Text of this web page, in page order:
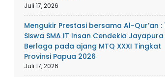
Juli 17, 2026
Mengukir Prestasi bersama Al-Qur’an :
Siswa SMA IT Insan Cendekia Jayapura
Berlaga pada ajang MTQ XXXI Tingkat
Provinsi Papua 2026
Juli 17, 2026